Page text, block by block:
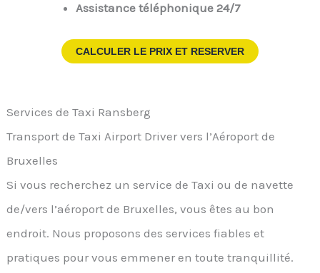
Assistance téléphonique 24/7
CALCULER LE PRIX ET RESERVER
Services de Taxi Ransberg
Transport de Taxi Airport Driver vers l’Aéroport de
Bruxelles
Si vous recherchez un service de Taxi ou de navette
de/vers l’aéroport de Bruxelles, vous êtes au bon
endroit. Nous proposons des services fiables et
pratiques pour vous emmener en toute tranquillité.